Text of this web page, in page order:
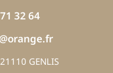
32 64
GENLIS